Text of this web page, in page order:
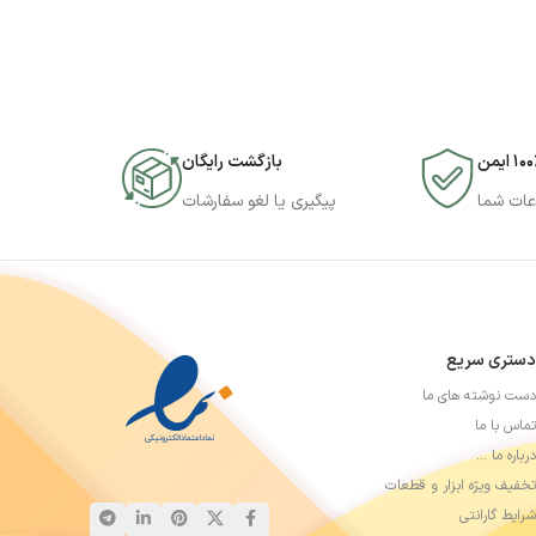
ایمن
شما
بازگشت رایگان
پیگیری یا لغو سفارشات
دستری سریع
دست نوشته های ما
تماس با ما
درباره ما …
تخفیف ویژه ابزار و قطعات
شرایط گارانتی